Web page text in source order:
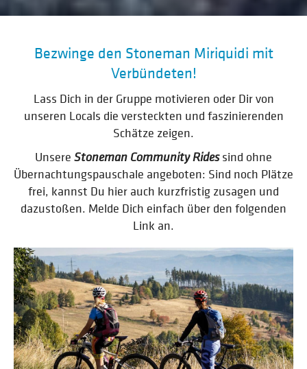
Bezwinge den Stoneman Miriquidi mit
Verbündeten!
Lass Dich in der Gruppe motivieren oder Dir von
unseren Locals die versteckten und faszinierenden
Schätze zeigen.
Unsere Stoneman Community Ridessind ohne
Übernachtungspauschale angeboten: Sind noch Plätze
frei, kannst Du hier auch kurzfristig zusagen und
dazustoßen. Melde Dich einfach über den folgenden
Link an.